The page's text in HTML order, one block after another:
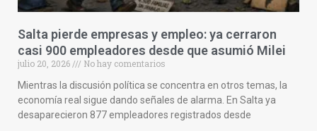
Salta pierde empresas y empleo: ya cerraron
casi 900 empleadores desde que asumió Milei
julio 20, 2026
No hay comentarios
Mientras la discusión política se concentra en otros temas, la
economía real sigue dando señales de alarma. En Salta ya
desaparecieron 877 empleadores registrados desde